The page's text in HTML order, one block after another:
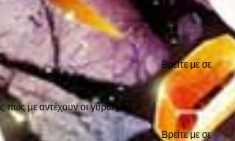
Βρείτε με σε
με αντέχουν οι γύρω μου...
Βρείτε με σε